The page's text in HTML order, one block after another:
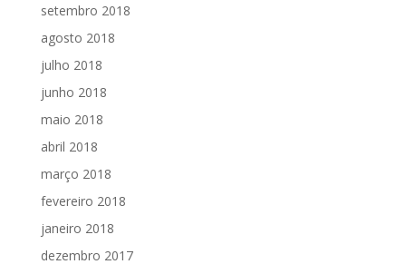
setembro 2018
agosto 2018
julho 2018
junho 2018
maio 2018
abril 2018
março 2018
fevereiro 2018
janeiro 2018
dezembro 2017